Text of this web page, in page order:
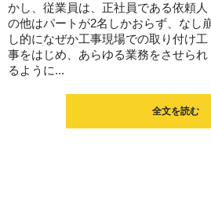
かし、従業員は、正社員である依頼人
の他はパートが2名しかおらず、なし
し的になぜか工事現場での取り付け工
事をはじめ、あらゆる業務をさせられ
るように...
全文を読む